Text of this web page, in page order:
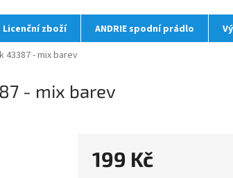
Licenční zboží ANDRIE spodní prádlo
43387 - mix barev
- mix barev
199 Kč